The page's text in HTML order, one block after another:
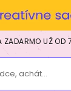
ZADARMO UŽ OD
achát...